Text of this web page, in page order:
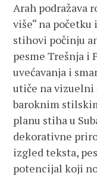
Arah podražava
više“ na
stihovi počinju
pesme Trešnja i
uvećavanja i
utiče na
baroknim
planu stiha u
dekorativne
izgled teksta,
potencijal koji